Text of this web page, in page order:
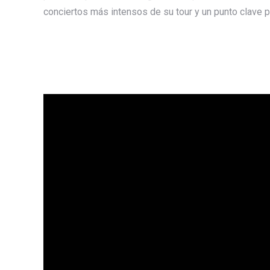
conciertos más intensos de su tour y un punto clave